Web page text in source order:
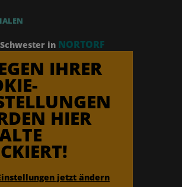
in NORTORF
IHRER
HIER
jetzt ändern